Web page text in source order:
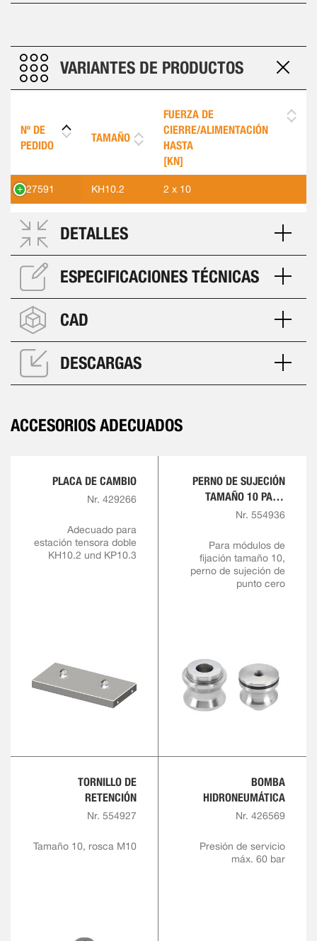
VARIANTES DE PRODUCTOS
Nº DE
PEDIDO
TAMAÑO
FUERZA DE
CIERRE/ALIMENTACIÓN
HASTA
[KN]
427591 KH10.2 2 x 10
DETALLES
ESPECIFICACIONES TÉCNICAS
CAD
DESCARGAS
ACCESORIOS ADECUADOS
PLACA DE CAMBIO
Nr. 429266
Adecuado para
estación tensora doble
KH10.2 und KP10.3
PERNO DE SUJECIÓN
TAMAÑO 10 PARA
TORNILLO DE
Nr. 554936
Para módulos de
fijación tamaño 10,
perno de sujeción de
punto cero
TORNILLO DE
RETENCIÓN
Nr. 554927
Tamaño 10, rosca M10
BOMBA
HIDRONEUMÁTICA
Nr. 426569
Presión de servicio
máx. 60 bar